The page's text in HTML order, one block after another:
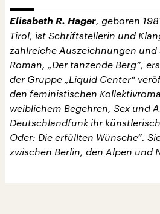
Elisabeth R. Hager, geboren
Tirol, ist Schriftstellerin und
zahlreiche Auszeichnungen
Roman, „Der tanzende Berg“,
der Gruppe „Liquid Center“
den feministischen
weiblichem Begehren, Sex und
Deutschlandfunk ihr
Oder: Die erfüllten Wünsche“.
zwischen Berlin, den Alpen und